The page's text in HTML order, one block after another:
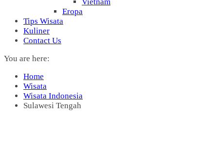
Eropa
Tips Wisata
Kuliner
Contact Us
You are here:
Home
Wisata
Wisata Indonesia
Sulawesi Tengah